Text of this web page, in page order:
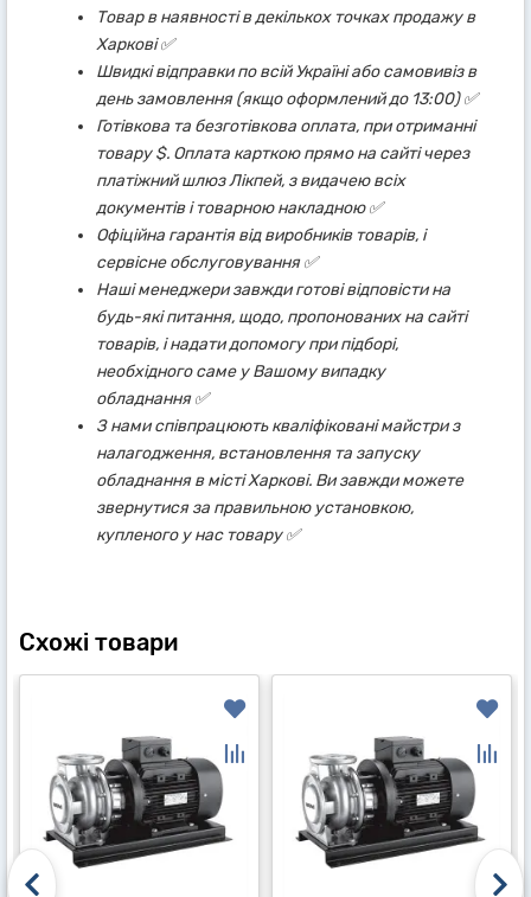
Товар в наявності в декількох точках продажу в
Харкові ✅
Швидкі відправки по всій Україні або самовивіз в
день замовлення (якщо оформлений до 13:00) ✅
Готівкова та безготівкова оплата, при отриманні
товару $. Оплата карткою прямо на сайті через
платіжний шлюз Лікпей, з видачею всіх
документів і товарною накладною ✅
Офіційна гарантія від виробників товарів, і
сервісне обслуговування ✅
Наші менеджери завжди готові відповісти на
будь-які питання, щодо, пропонованих на сайті
товарів, і надати допомогу при підборі,
необхідного саме у Вашому випадку
обладнання ✅
З нами співпрацюють кваліфіковані майстри з
налагодження, встановлення та запуску
обладнання в місті Харкові. Ви завжди можете
звернутися за правильною установкою,
купленого у нас товару ✅
Схожі товари